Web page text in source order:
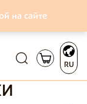
на сайте
RU